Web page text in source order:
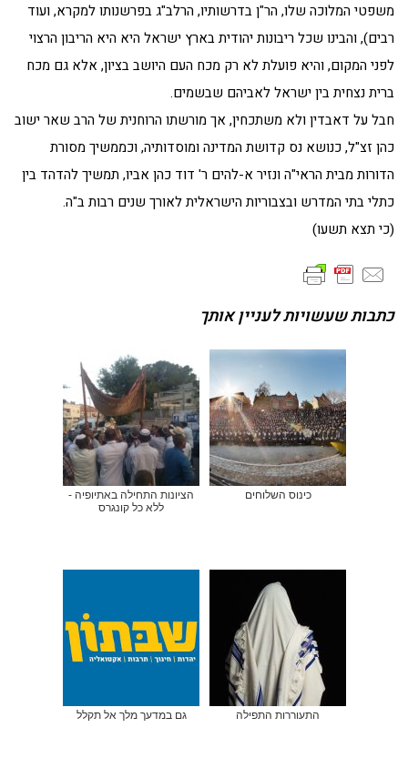
משפטי המלוכה שלו, הר"ן בדרשותיו, הרלב"ג בפרשנותו למקרא, ועוד
רבים), והבינו שכל ריבונות יהודית בארץ ישראל היא היא הריבון הרצוי
לפני המקום, והיא פועלת לא רק מכח העם היושב בציון, אלא גם מכח
ברית נצחית בין ישראל לאביהם שבשמים.
חבל על דאבדין ולא משתכחין, אך מורשתו הרוחנית של הרב שאר ישוב
כהן זצ"ל, כנושא נס קדושת המדינה ומוסדותיה, וכממשיך מסורת
הדורות מבית הראי"ה ונזיר א-להים ר' דוד כהן אביו, תמשיך להדהד בין
כתלי בתי המדרש ובצבוריות הישראלית לאורך שנים רבות ב"ה.
(כי תצא תשעו)
כתבות שעשויות לעניין אותך
כינוס השלוחים
הציונות התחילה באתיופיה -
ללא כל קונגרס
התעוררות התפילה גם במדעך מלך אל תקלל